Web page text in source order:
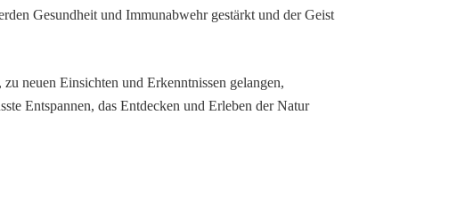
Gesundheit und Immunabwehr gestärkt und der Geist
neuen Einsichten und Erkenntnissen gelangen,
Entspannen, das Entdecken und Erleben der Natur